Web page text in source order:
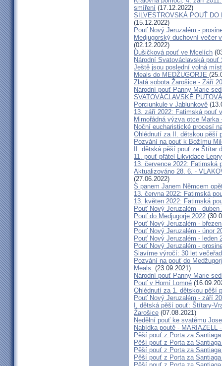
smíření (17.12.2022)
SILVESTROVSKÁ POUŤ DO
(15.12.2022)
Pouť Nový Jeruzalém -
Medjugorský duchovní večer
(02.12.2022)
Dušičková pouť ve Mcelích
Národní Svatováclavská pouť
Ještě jsou poslední volná
Meals do MEDŽUGORJE
Zlatá sobota Žarošice - Září
Národní pouť Panny Marie
SVATOVÁCLAVSKÉ
Porciunkule v Jablunkově
13. září 2022: Fatimská pouť
Mimořádná výzva otce
Noční eucharistické procesí
Ohlédnutí za II. dětskou pěší
Pozvání na pouť k Božímu
II. dětská pěší pouť ze Štítar
11. pouť přátel Likvidace Lepry
13. července 2022: Fatimská
Aktualizováno 28. 6. -
(27.06.2022)
S panem Janem Němcem
13. června 2022: Fatimská
13. květen 2022: Fatimská
Pouť Nový Jeruzalém - duben
Pouť do Medjugorje 2022
Pouť Nový Jeruzalém -
Pouť Nový Jeruzalém - únor
Pouť Nový Jeruzalém - leden
Pouť Nový Jeruzalém -
Slavíme výročí: 30 let
Pozvání na pouť do
Meals. (23.09.2021)
Národní pouť Panny Marie
Pouť v Horní Lomné
Ohlédnutí za 1. dětskou pěší
Pouť Nový Jeruzalém - září
I. dětská pěší pouť: Štítary-
Žarošice (07.08.2021)
Nedělní pouť ke svatému
Nabídka poutě - MARIAZELL
Pěší pouť z Porta za
Pěší pouť z Porta za
Pěší pouť z Porta za
Pěší pouť z Porta za